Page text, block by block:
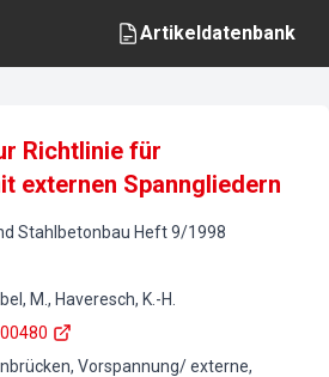
Artikeldatenbank
Richtlinie für
externen Spanngliedern
Stahlbetonbau Heft9/1998
M., Haveresch, K.-H.
Vorspannung/ externe,